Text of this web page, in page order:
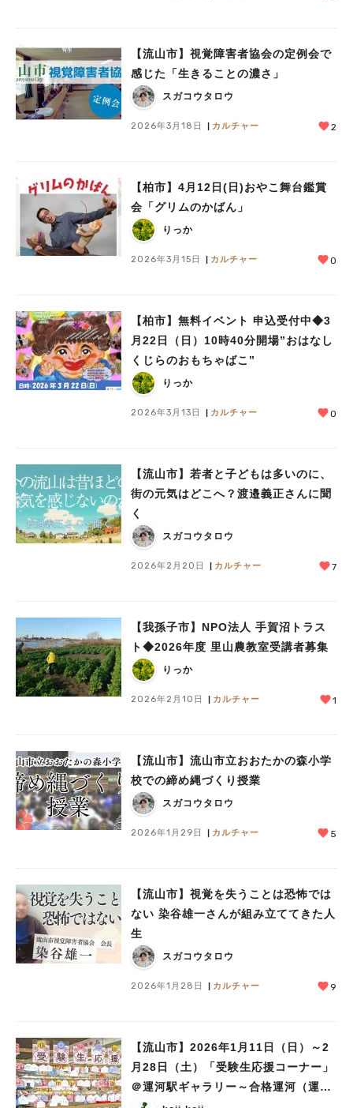
【流山市】視覚障害者協会の定例会で
感じた「生きることの濃さ」
スガコウタロウ
2026年3月18日 カルチャー 2
【柏市】4月12日(日)おやこ舞台鑑賞
会「グリムのかばん」
りっか
2026年3月15日 カルチャー 0
【柏市】無料イベント 申込受付中◆3
月22日（日）10時40分開場”おはなし
くじらのおもちゃばこ”
りっか
2026年3月13日 カルチャー 0
【流山市】若者と子どもは多いのに、
街の元気はどこへ？渡邉義正さんに聞
く
スガコウタロウ
2026年2月20日 カルチャー 7
【我孫子市】NPO法人 手賀沼トラス
ト◆2026年度 里山農教室受講者募集
りっか
2026年2月10日 カルチャー 1
【流山市】流山市立おおたかの森小学
校での締め縄づくり授業
スガコウタロウ
2026年1月29日 カルチャー 5
【流山市】視覚を失うことは恐怖では
ない 染谷雄一さんが組み立ててきた人
生
スガコウタロウ
2026年1月28日 カルチャー 9
【流山市】2026年1月11日（日）～2
月28日（土）「受験生応援コーナー」
＠運河駅ギャラリー～合格運河（運